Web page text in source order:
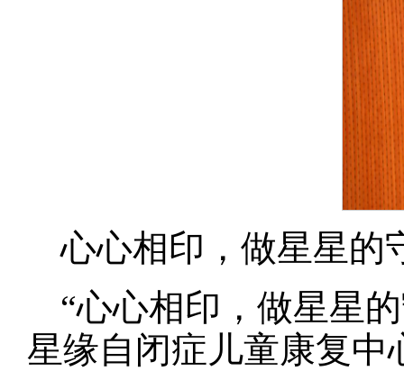
心心相印，做星星的
“心心相印，做星星
星缘自闭症儿童康复